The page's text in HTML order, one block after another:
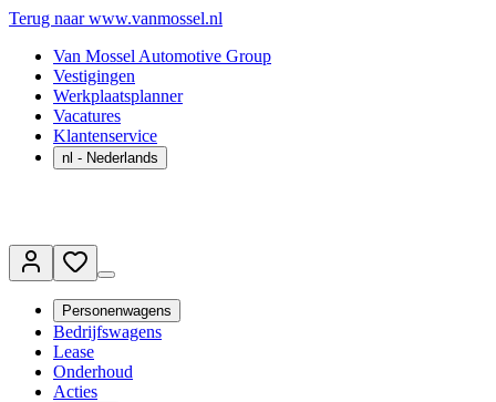
Terug naar www.vanmossel.nl
Van Mossel Automotive Group
Vestigingen
Werkplaatsplanner
Vacatures
Klantenservice
nl - Nederlands
Personenwagens
Bedrijfswagens
Lease
Onderhoud
Acties